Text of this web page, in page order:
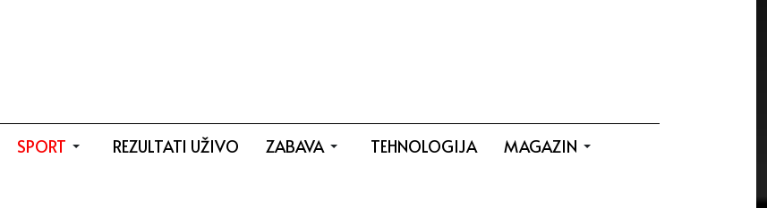
SPORT REZULTATI UŽIVO ZABAVA TEHNOLOGIJA
MAGAZIN